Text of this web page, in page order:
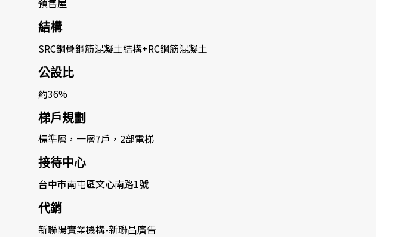
預售屋
結構
SRC鋼骨鋼筋混凝土結構+RC鋼筋混凝土
公設比
約36%
梯戶規劃
標準層，一層7戶，2部電梯
接待中心
台中市南屯區文心南路1號
代銷
新聯陽實業機構-新聯昌廣告